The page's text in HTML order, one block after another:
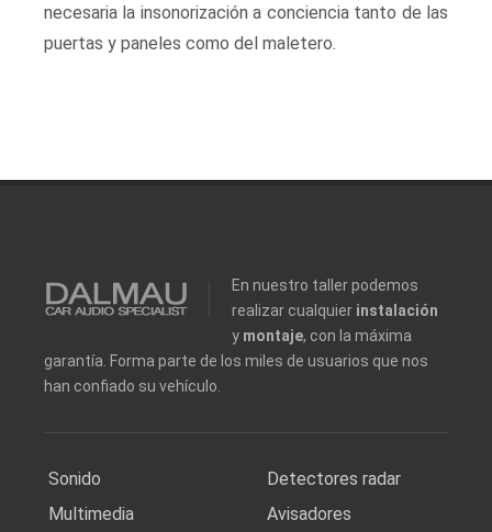
necesaria la insonorización a conciencia tanto de las
puertas y paneles como del maletero.
En nuestro taller podemos
realizar cualquier instalación
y montaje, con la máxima
garantía. Forma parte de los miles de usuarios que nos
han confiado su vehículo.
Sonido
Multimedia
Detectores radar
Avisadores